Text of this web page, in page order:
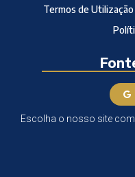
Termos de Utilização
Escolha o nosso site